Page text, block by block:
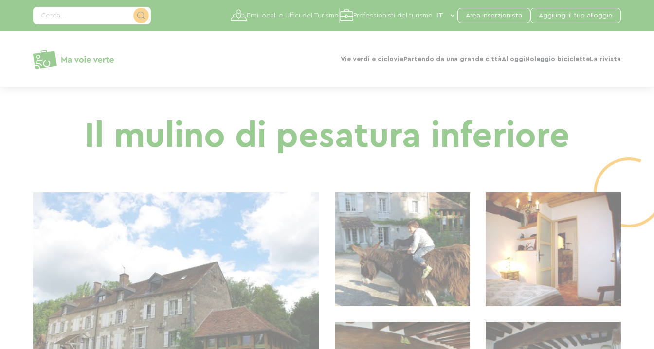
Cerca...
Vie verdi e ciclovie Partendo da una grande cittàAlloggi Noleggio biciclette La rivista
Enti locali e Uffici del Turismo Professionisti del turismo Area inserzionista Aggiungi il tuo alloggio
Il mulino di pesatura inferiore
Pannello di gestione dei cookies